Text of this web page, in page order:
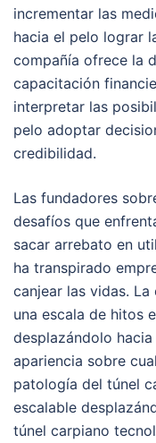
incrementar las
hacia el pelo lograr
compañía ofrece la
capacitación
interpretar las
pelo adoptar
credibilidad.
Las fundadores
desafíos que
sacar arrebato en
ha transpirado
canjear las vidas.
una escala de hitos
desplazándolo
apariencia sobre
patologí­a del túnel
escalable
túnel carpiano